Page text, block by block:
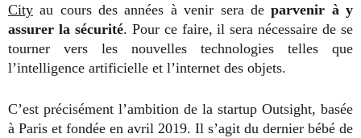
City au cours des années à venir sera deparvenir à y
assurer la sécurité. Pour ce faire, il sera nécessaire de se
tourner vers les nouvelles technologies telles que
l’intelligence artificielle et l’internet des objets.
C’est précisément l’ambition de la startup Outsight, basée
à Paris et fondée en avril 2019. Il s’agit du dernier bébé de